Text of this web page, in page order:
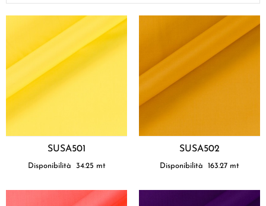
SUSA501
Disponibilità 34.25 mt
SUSA502
Disponibilità 163.27 mt